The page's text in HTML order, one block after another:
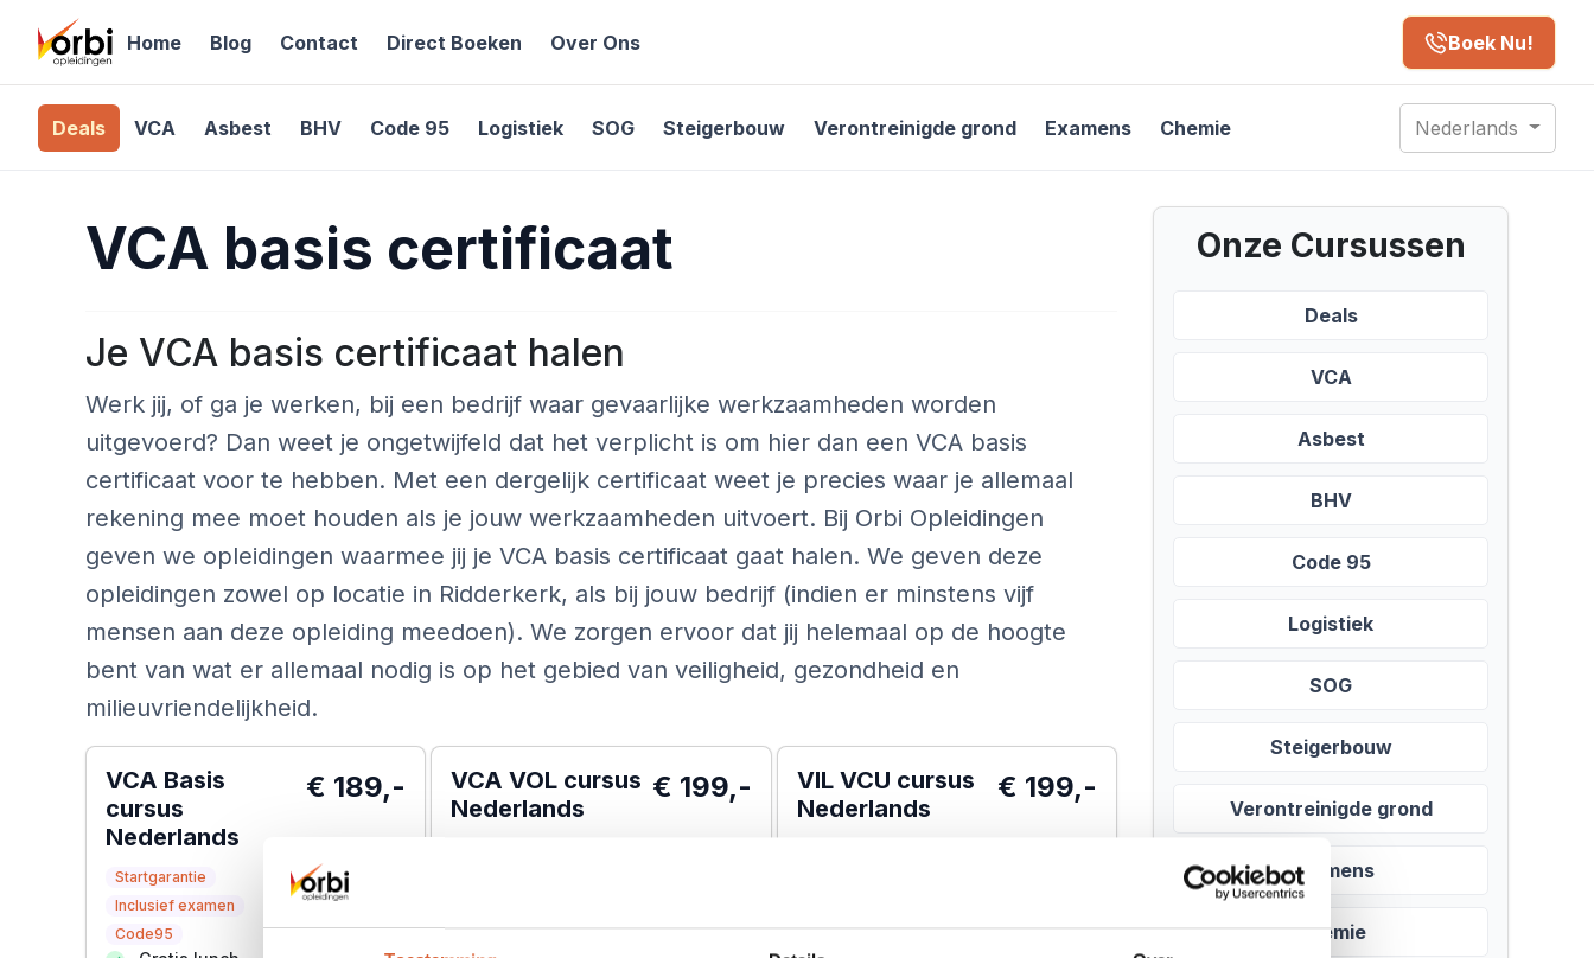
Home Blog Contact Direct Boeken Over Ons Boek Nu!
Deals VCA Asbest BHV Code 95 Logistiek SOG Steigerbouw Verontreinigde grond Examens Chemie Nederlands
VCA basis certificaat
Je VCA basis certificaat halen
Werk jij, of ga je werken, bij een bedrijf waar gevaarlijke werkzaamheden worden
uitgevoerd? Dan weet je ongetwijfeld dat het verplicht is om hier dan een VCA basis
certificaat voor te hebben. Met een dergelijk certificaat weet je precies waar je allemaal
rekening mee moet houden als je jouw werkzaamheden uitvoert. Bij Orbi Opleidingen
geven we opleidingen waarmee jij je VCA basis certificaat gaat halen. We geven deze
opleidingen zowel op locatie in Ridderkerk, als bij jouw bedrijf (indien er minstens vijf
mensen aan deze opleiding meedoen). We zorgen ervoor dat jij helemaal op de hoogte
bent van wat er allemaal nodig is op het gebied van veiligheid, gezondheid en
milieuvriendelijkheid.
VCA Basis
cursus
Nederlands
Startgarantie
Inclusief examen
Code95
€ 189,-
VCA VOL cursus
Nederlands
€ 199,-
Cursus + examen in 1 dag
VIL VCU cursus
Nederlands
€ 199,-
Gratis lunch
Onze Cursussen
Deals
VCA
Asbest
BHV
Code 95
Logistiek
SOG
Steigerbouw
Verontreinigde grond
Examens
Chemie